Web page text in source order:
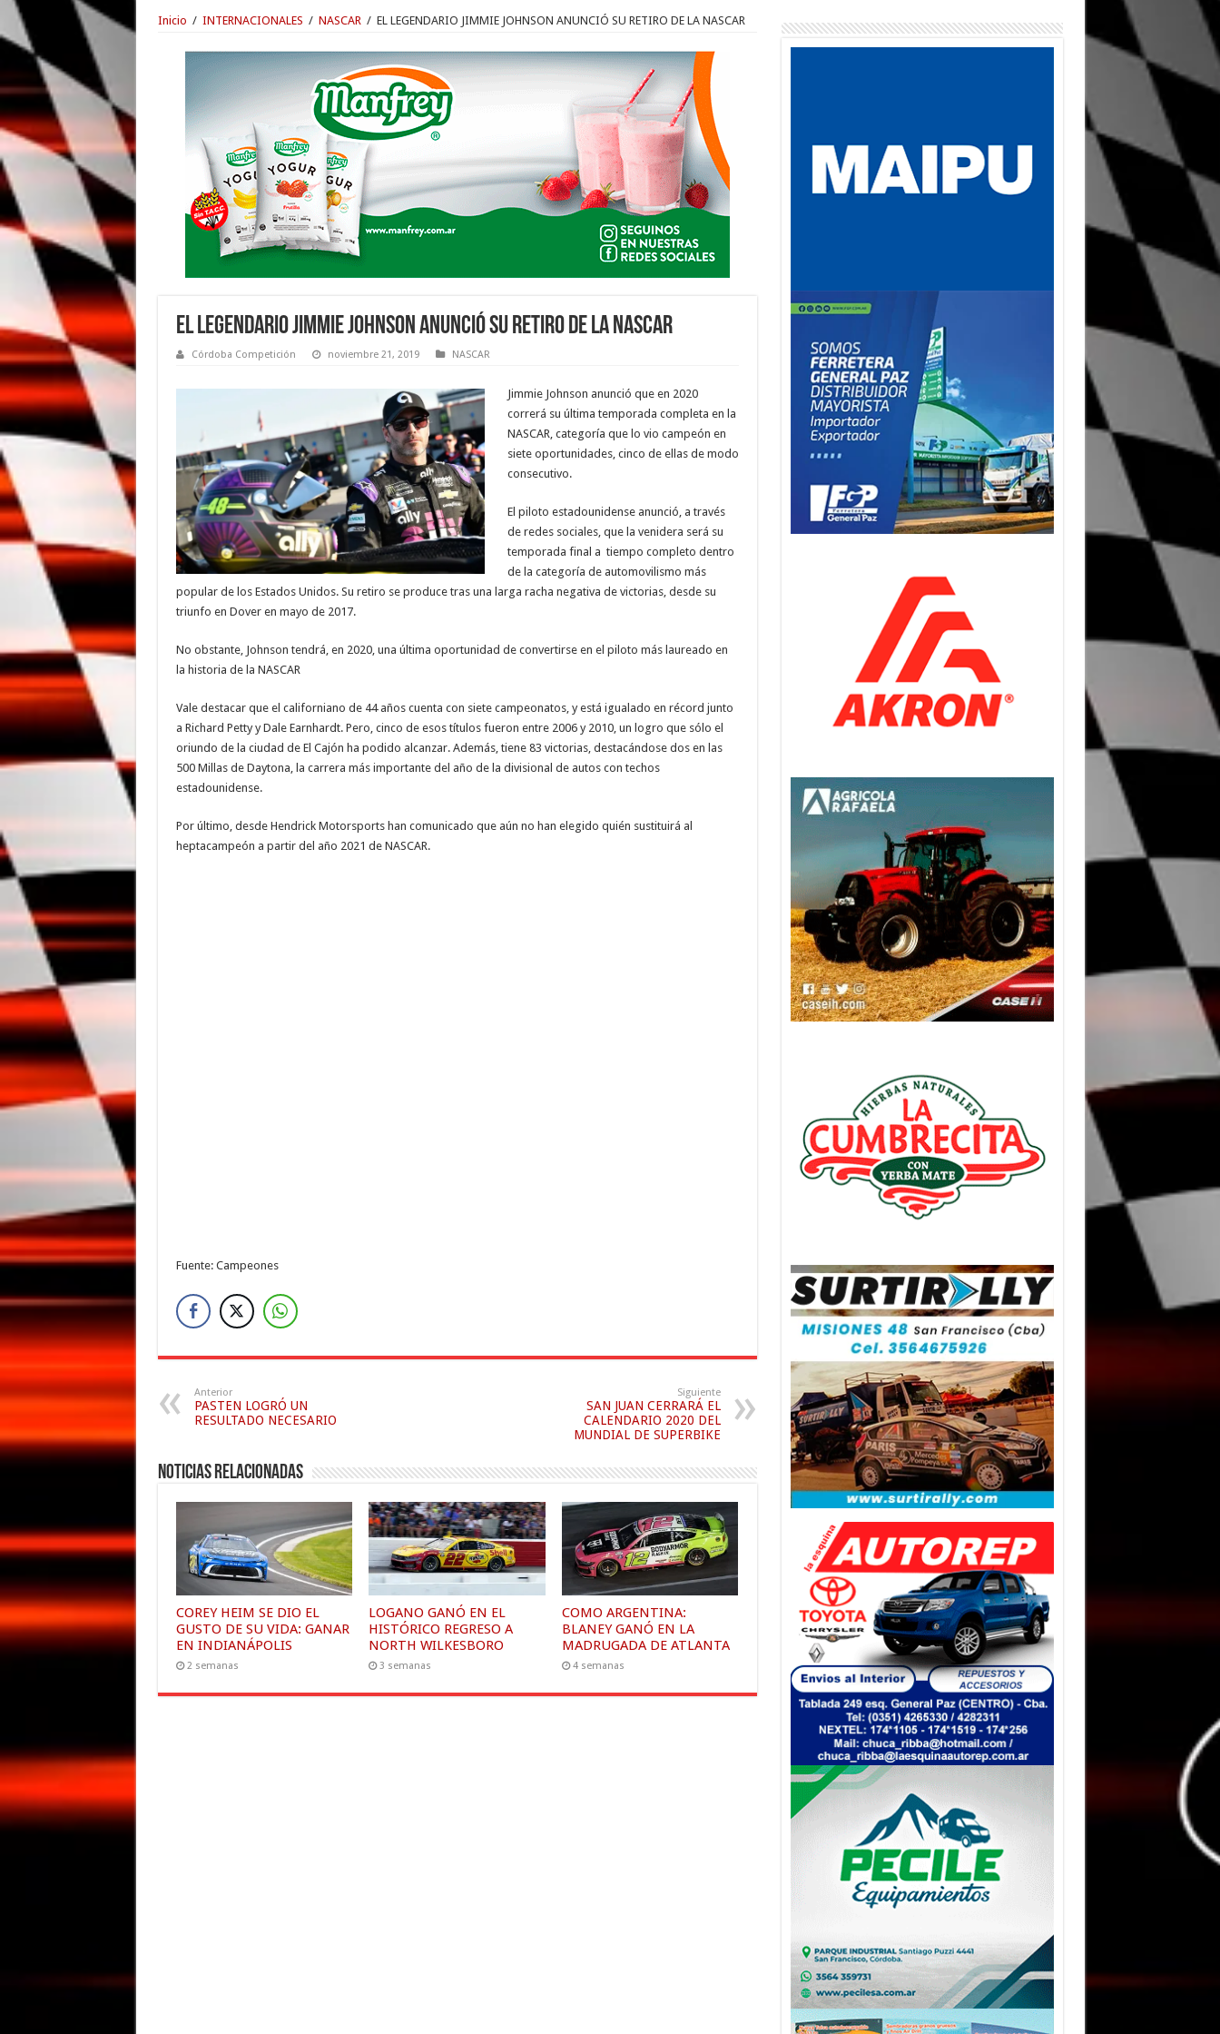
Inicio / INTERNACIONALES / NASCAR / EL LEGENDARIO JIMMIE JOHNSON ANUNCIÓ SU RETIRO DE LA NASCAR
EL LEGENDARIO JIMMIE JOHNSON ANUNCIÓ SU RETIRO DE LA NASCAR
Córdoba Competición noviembre 21, 2019 NASCAR
Jimmie Johnson anunció que en 2020
correrá su última temporada completa en la
NASCAR, categoría que lo vio campeón en
siete oportunidades, cinco de ellas de modo
consecutivo.
El piloto estadounidense anunció, a través
de redes sociales, que la venidera será su
temporada final a tiempo completo dentro
de la categoría de automovilismo más
popular de los Estados Unidos. Su retiro se produce tras una larga racha negativa de victorias, desde su
triunfo en Dover en mayo de 2017.
No obstante, Johnson tendrá, en 2020, una última oportunidad de convertirse en el piloto más laureado en
la historia de la NASCAR
Vale destacar que el californiano de 44 años cuenta con siete campeonatos, y está igualado en récord junto
a Richard Petty y Dale Earnhardt. Pero, cinco de esos títulos fueron entre 2006 y 2010, un logro que sólo el
oriundo de la ciudad de El Cajón ha podido alcanzar. Además, tiene 83 victorias, destacándose dos en las
500 Millas de Daytona, la carrera más importante del año de la divisional de autos con techos
estadounidense.
Por último, desde Hendrick Motorsports han comunicado que aún no han elegido quién sustituirá al
heptacampeón a partir del año 2021 de NASCAR.
Fuente: Campeones
Anterior
PASTEN LOGRÓ UN
RESULTADO NECESARIO
Siguiente
SAN JUAN CERRARÁ EL
CALENDARIO 2020 DEL
MUNDIAL DE SUPERBIKE
Noticias relacionadas
COREY HEIM SE DIO EL
GUSTO DE SU VIDA: GANAR
EN INDIANÁPOLIS
2 semanas
LOGANO GANÓ EN EL
HISTÓRICO REGRESO A
NORTH WILKESBORO
3 semanas
COMO ARGENTINA:
BLANEY GANÓ EN LA
MADRUGADA DE ATLANTA
4 semanas